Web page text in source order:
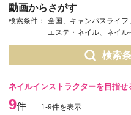
動画からさがす
検索条件：
全国、キャンパスライフ
エステ・ネイル、ネイ
検索
ネイルインストラクターを目指せ
9件 1-9件を表示